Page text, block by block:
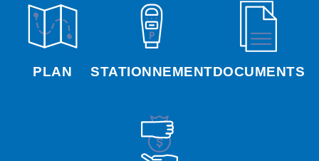
PLAN STATIONNEMENTDOCUMENTS